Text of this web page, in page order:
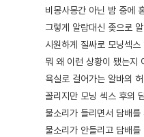
비몽사몽간 아닌 밤 중에
그렇게 알람대신 좆으로
시원하게 질싸로 모닝섹
뭐 왜 이런 상황이 됐는지
욕실로 걸어가는 알바의
꼴리지만 모닝 섹스 후의
물소리가 들리면서 담배
물소리가 안들리고 담배